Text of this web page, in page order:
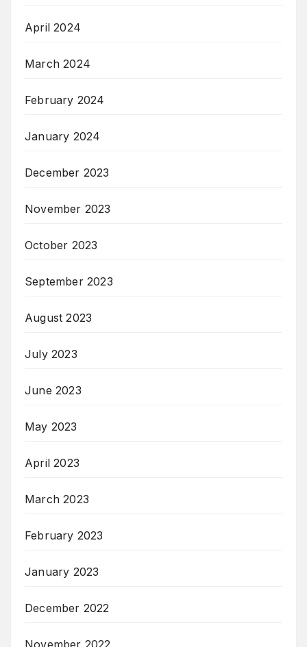
April 2024
March 2024
February 2024
January 2024
December 2023
November 2023
October 2023
September 2023
August 2023
July 2023
June 2023
May 2023
April 2023
March 2023
February 2023
January 2023
December 2022